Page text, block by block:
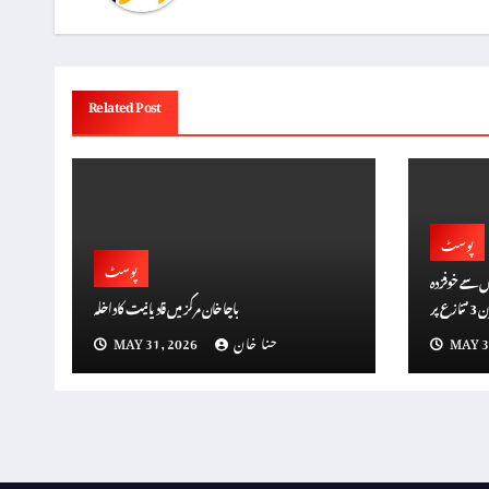
Related Post
پوسٹ
باچا خان مرکز میں قادیانیت کا داخلہ
MAY 31, 2026
حنا خان
پوسٹ
سے خوفزدہ
عناصر؟ رام گوپال ورما کا پر پابندی کا مطالبہ، ‘ڈان 3’ تنازع پر
الزاماتMAY